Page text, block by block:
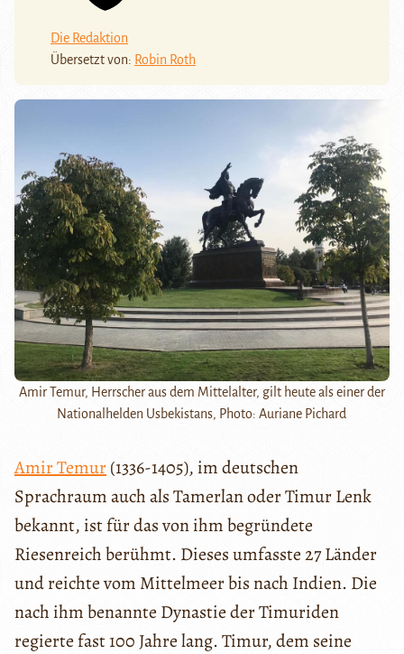
Die Redaktion
Übersetzt von: Robin Roth
Amir Temur, Herrscher aus dem Mittelalter, gilt heute als einer der
Nationalhelden Usbekistans, Photo: Auriane Pichard
Amir Temur(1336-1405), im deutschen
Sprachraum auch als Tamerlan oder Timur Lenk
bekannt, ist für das von ihm begründete
Riesenreich berühmt. Dieses umfasste 27 Länder
und reichte vom Mittelmeer bis nach Indien. Die
nach ihm benannte Dynastie der Timuriden
regierte fast 100 Jahre lang. Timur, dem seine